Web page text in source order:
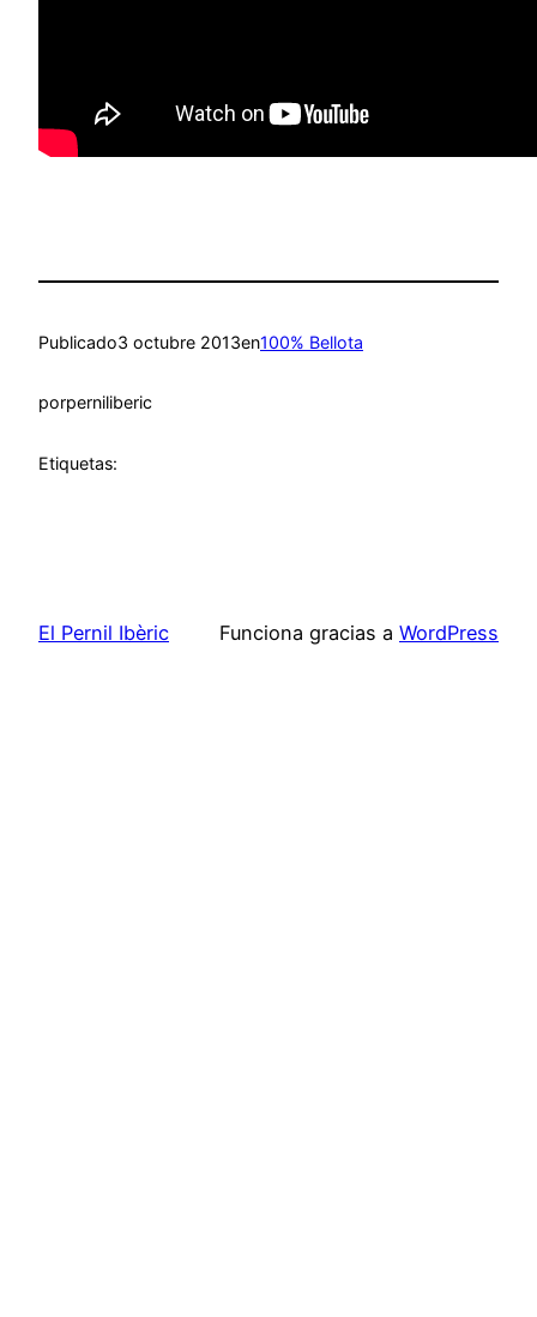
Publicado3 octubre 2013en100% Bellota
porperniliberic
Etiquetas:
El Pernil Ibèric Funciona gracias a WordPress